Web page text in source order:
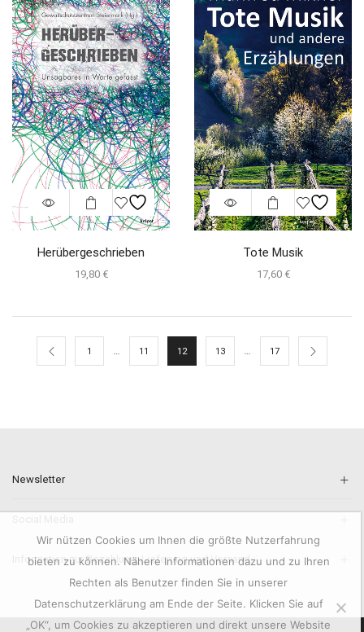
Herübergeschrieben
19,80 €
Tote Musik
17,60 €
1 … 11 12 13 … 17
Newsletter
Information zur Bezahlung, Lieferung und Versand.
Wir nützen Cookies um Ihnen die größte Nutzerfahrung
bieten zu können. Nähere Informationen dazu und zu Ihren
Rechten als Benutzer finden Sie in unserer
Datenschutzerklärung am Ende der Seite. Klicken Sie auf
„OK“, um Cookies zu akzeptieren und direkt unsere Website